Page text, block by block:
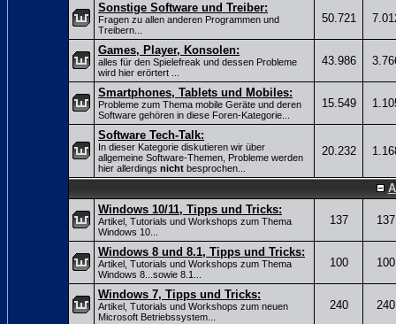
Sonstige Software und Treiber:
Fragen zu allen anderen Programmen und
Treibern...
50.721
Games, Player, Konsolen:
alles für den Spielefreak und dessen Probleme
wird hier erörtert ...
43.986
Smartphones, Tablets und Mobiles:
Probleme zum Thema mobile Geräte und deren
Software gehören in diese Foren-Kategorie...
15.549
Software Tech-Talk:
In dieser Kategorie diskutieren wir über
allgemeine Software-Themen, Probleme werden
hier allerdings nicht besprochen...
20.232
Windows 10/11, Tipps und Tricks:
Artikel, Tutorials und Workshops zum Thema
Windows 10...
137 137
Windows 8 und 8.1, Tipps und Tricks:
Artikel, Tutorials und Workshops zum Thema
Windows 8...sowie 8.1...
100 100
Windows 7, Tipps und Tricks:
Artikel, Tutorials und Workshops zum neuen
Microsoft Betriebssystem...
240 240